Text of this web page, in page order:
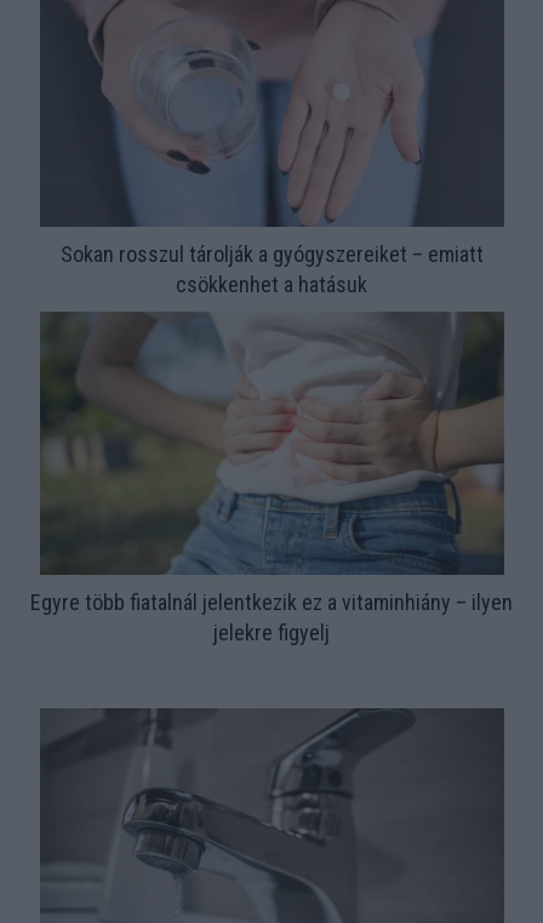
Sokan rosszul tárolják a gyógyszereiket – emiatt
csökkenhet a hatásuk
Egyre több fiatalnál jelentkezik ez a vitaminhiány – ilyen
jelekre figyelj